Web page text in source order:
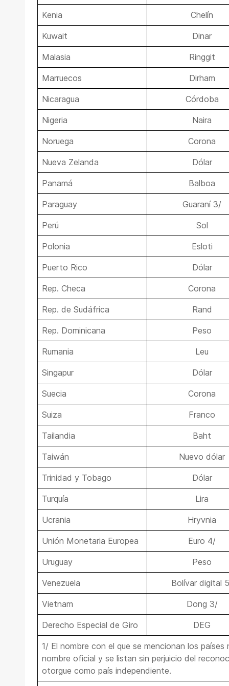
Kenia Chelín
Kuwait Dinar
Malasia Ringgit
Marruecos Dirham
Nicaragua Córdoba
Nigeria Naira
Noruega Corona
Nueva Zelanda Dólar
Panamá Balboa
Paraguay Guaraní 3/
Perú Sol
Polonia Esloti
Puerto Rico Dólar
Rep. Checa Corona
Rep. de Sudáfrica Rand
Rep. Dominicana Peso
Rumania Leu
Singapur Dólar
Suecia Corona
Suiza Franco
Tailandia Baht
Taiwán Nuevo dólar
Trinidad y Tobago Dólar
Turquía Lira
Ucrania Hryvnia
Unión Monetaria Europea Euro 4/
Uruguay Peso
Venezuela Bolívar digital
Vietnam Dong 3/
Derecho Especial de Giro DEG
1/ El nombre con el que se mencionan los
nombre oficial y se listan sin perjuicio del
otorgue como país independiente.